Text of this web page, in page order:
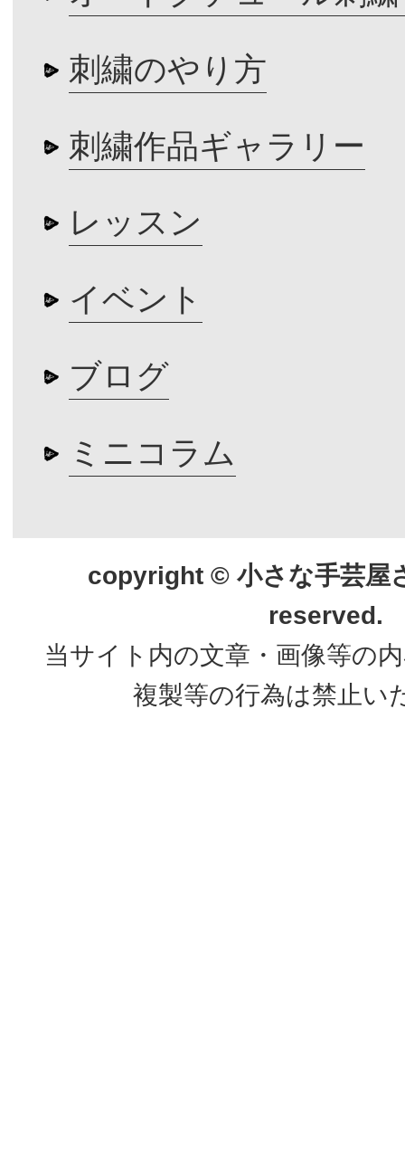
刺繍のやり方
刺繍作品ギャラリー
レッスン
イベント
ブログ
ミニコラム
copyright © 小さな手芸屋
reserved.
当サイト内の文章・画像等の
複製等の行為は禁止い